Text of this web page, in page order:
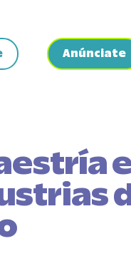
Anúnciate